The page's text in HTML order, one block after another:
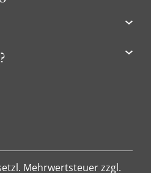
Mehrwertsteuer zzgl.